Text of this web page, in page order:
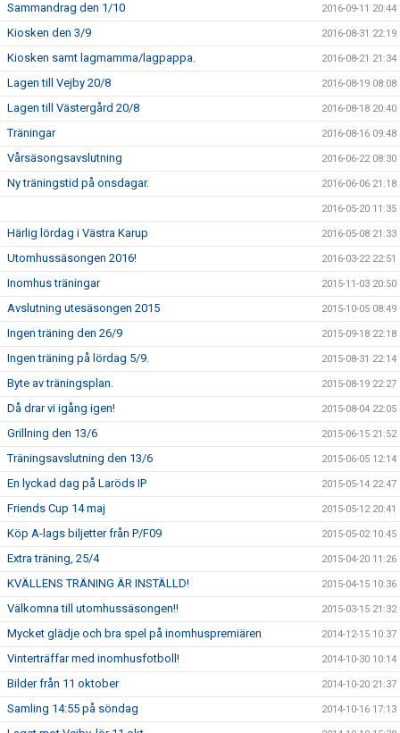
Sammandrag den 1/10 2016-09-11 20:44
Kiosken den 3/9 2016-08-31 22:19
Kiosken samt lagmamma/lagpappa. 2016-08-21 21:34
Lagen till Vejby 20/8 2016-08-19 08:08
Lagen till Västergård 20/8 2016-08-18 20:40
Träningar 2016-08-16 09:48
Vårsäsongsavslutning 2016-06-22 08:30
Ny träningstid på onsdagar. 2016-06-06 21:18
2016-05-20 11:35
Härlig lördag i Västra Karup 2016-05-08 21:33
Utomhussäsongen 2016! 2016-03-22 22:51
Inomhus träningar 2015-11-03 20:50
Avslutning utesäsongen 2015 2015-10-05 08:49
Ingen träning den 26/9 2015-09-18 22:18
Ingen träning på lördag 5/9. 2015-08-31 22:14
Byte av träningsplan. 2015-08-19 22:27
Då drar vi igång igen! 2015-08-04 22:05
Grillning den 13/6 2015-06-15 21:52
Träningsavslutning den 13/6 2015-06-05 12:14
En lyckad dag på Laröds IP 2015-05-14 22:47
Friends Cup 14 maj 2015-05-12 20:41
Köp A-lags biljetter från P/F09 2015-05-02 10:45
Extra träning, 25/4 2015-04-20 11:26
KVÄLLENS TRÄNING ÄR INSTÄLLD! 2015-04-15 10:36
Välkomna till utomhussäsongen!! 2015-03-15 21:32
Mycket glädje och bra spel på inomhuspremiären 2014-12-15 10:37
Vinterträffar med inomhusfotboll! 2014-10-30 10:14
Bilder från 11 oktober 2014-10-20 21:37
Samling 14:55 på söndag 2014-10-16 17:13